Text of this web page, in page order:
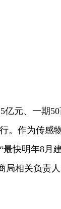
亿元、一期
。作为传感
快明年8月
局相关负责人